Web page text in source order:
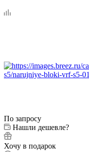
По запросу
Нашли дешевле?
Хочу в подарок